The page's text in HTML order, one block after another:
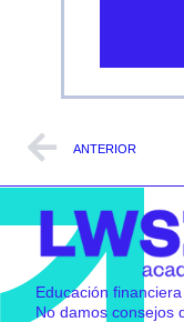
ANTERIOR
Educación
No damos consejos